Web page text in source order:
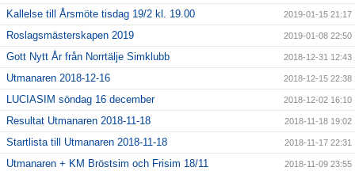
Kallelse till Årsmöte tisdag 19/2 kl. 19.00 2019-01-15 21:17
Roslagsmästerskapen 2019 2019-01-08 22:50
Gott Nytt År från Norrtälje Simklubb 2018-12-31 12:43
Utmanaren 2018-12-16 2018-12-15 22:38
LUCIASIM söndag 16 december 2018-12-02 16:10
Resultat Utmanaren 2018-11-18 2018-11-18 19:02
Startlista till Utmanaren 2018-11-18 2018-11-17 22:31
Utmanaren + KM Bröstsim och Frisim 18/11 2018-11-09 23:55